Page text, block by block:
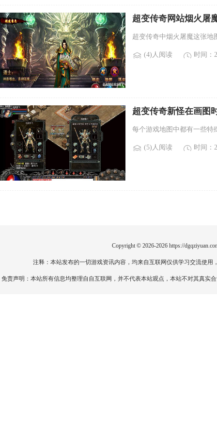
超变传奇网站烟火屠
超变传奇中烟火屠魔这张地
(4)人阅读 时间：
超变传奇新怪在画图
每个游戏地图中都有一些特
(5)人阅读 时间：
Copyright © 2026-2026 https://
注释：本站发布的一切游戏资讯内容，均来自互联网仅供学习交流使
免责声明：本站所有信息均整理自自互联网，并不代表本站观点，本站不对其真实